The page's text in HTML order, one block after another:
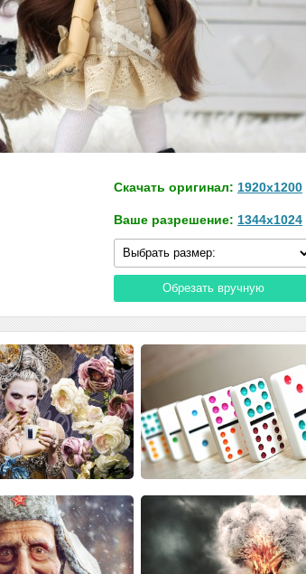
Скачать оригинал: 1920x1200
Ваше разрешение: 1344x1024
Обрезать вручную